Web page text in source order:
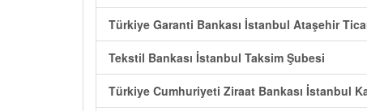
Türkiye Garanti Bankası İstanbul Ataşehir
Tekstil Bankası İstanbul Taksim Şubesi
Türkiye Cumhuriyeti Ziraat Bankası İstanbul